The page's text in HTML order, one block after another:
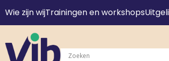
Wie zijn wijTrainingen en workshops